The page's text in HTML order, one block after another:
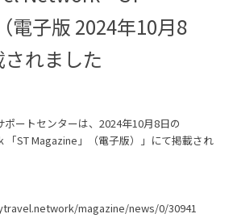
電子版 2024年10月8
れました
ートセンターは、2024年10月8日の
「ST Magazine」（電子版）」にて掲載され
magazine/news/0/30941